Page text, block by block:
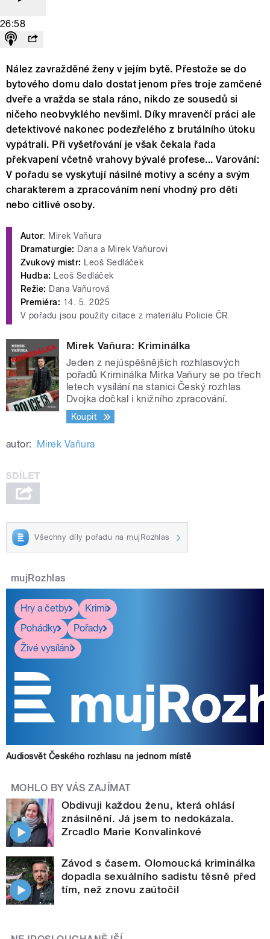
26:58
Nález zavražděné ženy v jejím bytě. Přestože se do
bytového domu dalo dostat jenom přes troje zamčené
dveře a vražda se stala ráno, nikdo ze sousedů si
ničeho neobvyklého nevšiml. Díky mravenčí práci ale
detektivové nakonec podezřelého z brutálního útoku
vypátrali. Při vyšetřování je však čekala řada
překvapení včetně vrahovy bývalé profese... Varování:
V pořadu se vyskytují násilné motivy a scény a svým
charakterem a zpracováním není vhodný pro děti
nebo citlivé osoby.
Autor: Mirek Vaňura
Dramaturgie: Dana a Mirek Vaňurovi
Zvukový mistr: Leoš Sedláček
Hudba: Leoš Sedláček
Režie: Dana Vaňurová
Premiéra: 14. 5. 2025
V pořadu jsou použity citace z materiálu Policie ČR.
Mirek Vaňura: Kriminálka
Jeden z nejúspěšnějších rozhlasových
pořadů Kriminálka Mirka Vaňury se po třech
letech vysílání na stanici Český rozhlas
Dvojka dočkal i knižního zpracování.
Koupit
autor: Mirek Vaňura
Všechny díly pořadu na mujRozhlas
mujRozhlas
Hry a četby
Krimi
Pohádky
Pořady
Živé vysílání
Audiosvět Českého rozhlasu na jednom místě
MOHLO BY VÁS ZAJÍMAT
Obdivuji každou ženu, která ohlásí
znásilnění. Já jsem to nedokázala.
Zrcadlo Marie Konvalinkové
Závod s časem. Olomoucká kriminálka
dopadla sexuálního sadistu těsně před
tím, než znovu zaútočil